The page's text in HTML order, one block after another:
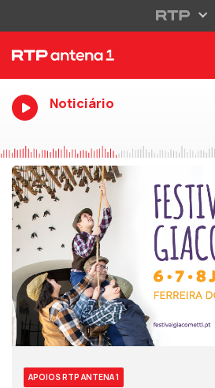
Noticiário
APOIOS RTP ANTENA 1